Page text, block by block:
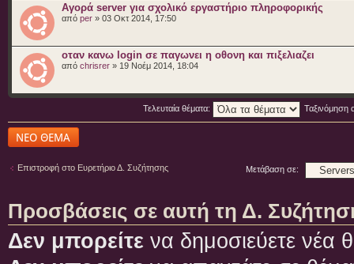
Αγορά server για σχολικό εργαστήριο πληροφορικής
από per » 03 Οκτ 2014, 17:50
οταν κανω login σε παγωνει η οθονη και πιξελιαζει
από chrisrer » 19 Νοέμ 2014, 18:04
Τελευταία θέματα: Ταξινόμηση
Δημιουργία νέου
θέματος
Επιστροφή στο Ευρετήριο Δ. Συζήτησης Μετάβαση σε:
Προσβάσεις σε αυτή τη Δ.
Δεν μπορείτε να δημοσιεύετε νέα